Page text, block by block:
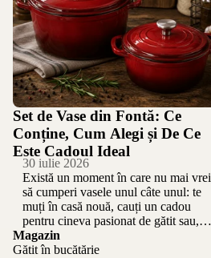
Set de Vase din Fontă: Ce
Conține, Cum Alegi și De Ce
Este Cadoul Ideal
30 iulie 2026
Există un moment în care nu mai vrei
să cumperi vasele unul câte unul: te
muți în casă nouă, cauți un cadou
pentru cineva pasionat de gătit sau,
pur și...
Magazin
Gătit în bucătărie